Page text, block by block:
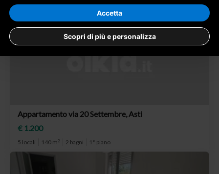
Appartamento via 20 Settembre, Asti
€ 1.200
5 locali 140 m2 2 bagni 1° piano
Scopri di più e personalizza
Accetta